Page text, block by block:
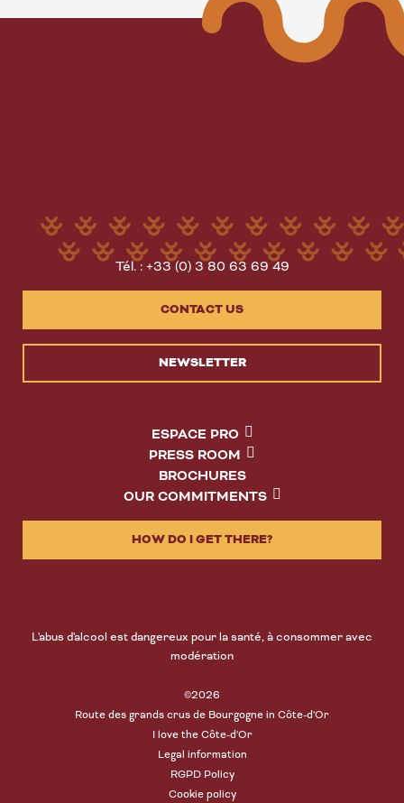
Tél. : +33 (0) 3 80 63 69 49
CONTACT US
NEWSLETTER
ESPACE PRO
PRESS ROOM
BROCHURES
OUR COMMITMENTS
HOW DO I GET THERE?
L'abus d'alcool est dangereux pour la santé, à consommer avec
modération
©2026
Route des grands crus de Bourgogne in Côte-d'Or
I love the Côte-d'Or
Legal information
RGPD Policy
Cookie policy